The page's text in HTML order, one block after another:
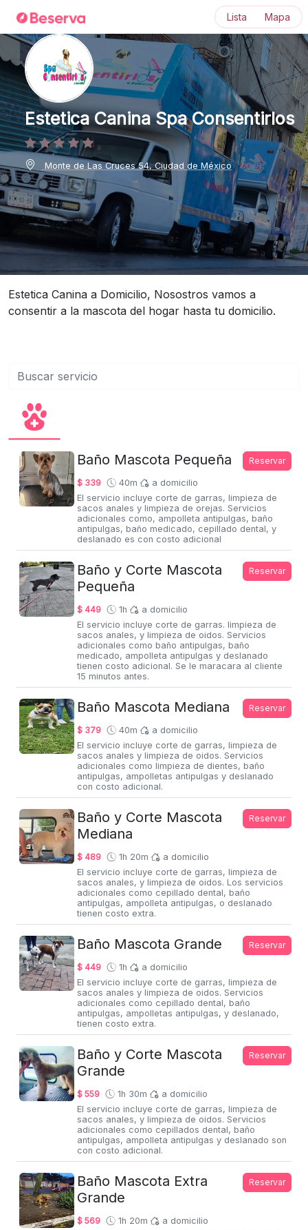
Lista Mapa
Estetica Canina Spa Consentirlos
Monte de Las Cruces 54, Ciudad de México
Estetica Canina a Domicilio, Nosostros vamos a
consentir a la mascota del hogar hasta tu domicilio.
Reservar
Baño Mascota Pequeña
$ 339 40m
a domicilio
El servicio incluye corte de garras, limpieza de
sacos anales y limpieza de orejas. Servicios
adicionales como, ampolleta antipulgas, baño
antipulgas, baño medicado, cepillado dental, y
deslanado es con costo adicional
Reservar
Baño y Corte Mascota
Pequeña
$ 449 1h
a domicilio
El servicio incluye corte de garras. limpieza de
sacos anales, y limpieza de oidos. Servicios
adicionales como baño antipulgas, baño
medicado, ampolleta antipulgas y deslanado
tienen costo adicional. Se le maracara al cliente
15 minutos antes.
Reservar
Baño Mascota Mediana
$ 379 40m
a domicilio
El servicio incluye corte de garras, limpieza de
sacos anales y limpieza de oidos. Servicios
adicionales como limpieza de dientes, baño
antipulgas, ampolletas antipulgas y deslanado
con costo adicional.
Reservar
Baño y Corte Mascota
Mediana
$ 489 1h 20m
a domicilio
El servicio incluye corte de garras, limpieza de
sacos anales, y limpieza de oidos. Los servicios
adicionales como cepillado dental, baño
antipulgas, ampolleta antipulgas, o deslanado
tienen costo extra.
Reservar
Baño Mascota Grande
$ 449 1h
a domicilio
El servicio incluye corte de garras, limpieza de
sacos anales y limpieza de oidos. Servicios
adicionales como cepillado dental, baño
antipulgas, ampolletas antipulgas, y deslanado,
tienen costo extra.
Reservar
Baño y Corte Mascota
Grande
$ 559 1h 30m
a domicilio
El servicio incluye corte de garras, limpieza de
sacos anales, y limpieza de oidos. Servicios
adicionales como cepillados dental, baño
antipulgas, ampolleta antipulgas y deslanado son
con costo adicional.
Reservar
Baño Mascota Extra
Grande
$ 569 1h 20m
a domicilio